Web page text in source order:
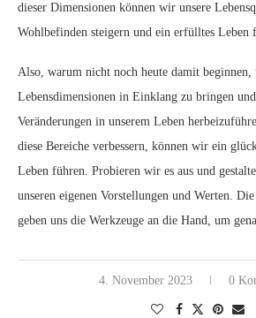
dieser Dimensionen können wir unsere
Wohlbefinden steigern und ein erfülltes Leben
Also, warum nicht noch heute damit beginnen,
Lebensdimensionen in Einklang zu bringen
Veränderungen in unserem Leben
diese Bereiche verbessern, können wir ein
Leben führen. Probieren wir es aus und
unseren eigenen Vorstellungen und Werten.
geben uns die Werkzeuge an die Hand, um
4. November 2023 0